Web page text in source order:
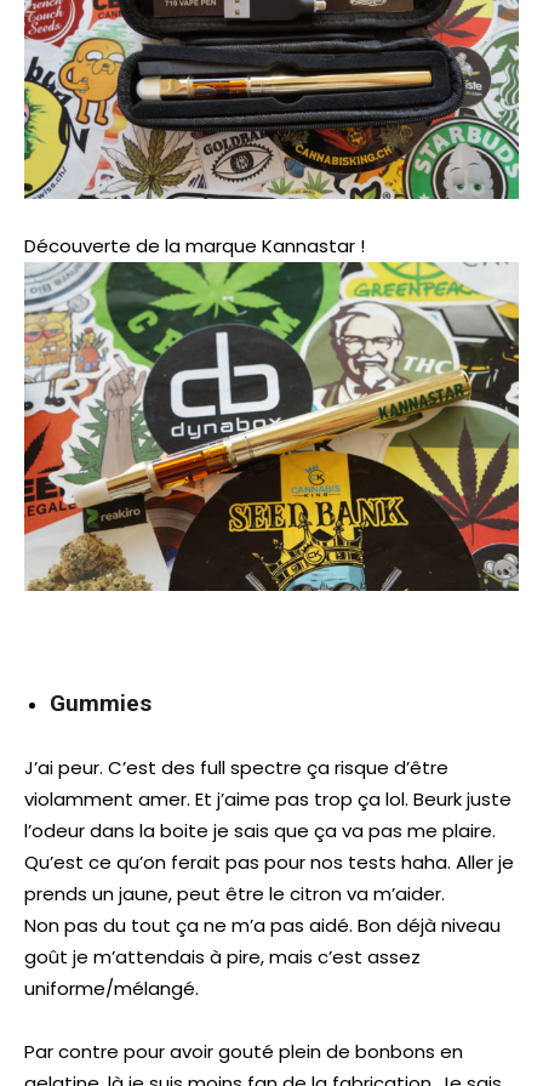
Découverte de la marque Kannastar !
Gummies
J’ai peur. C’est des full spectre ça risque d’être
violamment amer. Et j’aime pas trop ça lol. Beurk juste
l’odeur dans la boite je sais que ça va pas me plaire.
Qu’est ce qu’on ferait pas pour nos tests haha. Aller je
prends un jaune, peut être le citron va m’aider.
Non pas du tout ça ne m’a pas aidé. Bon déjà niveau
goût je m’attendais à pire, mais c’est assez
uniforme/mélangé.
Par contre pour avoir gouté plein de bonbons en